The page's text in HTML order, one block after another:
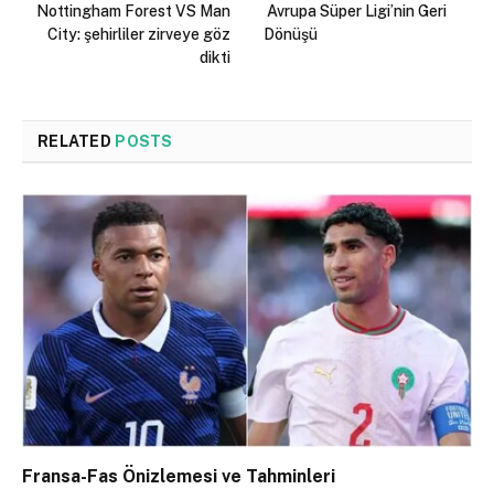
Nottingham Forest VS Man
City: şehirliler zirveye göz
dikti
Avrupa Süper Ligi’nin Geri
Dönüşü
RELATED POSTS
Fransa-Fas Önizlemesi ve Tahminleri